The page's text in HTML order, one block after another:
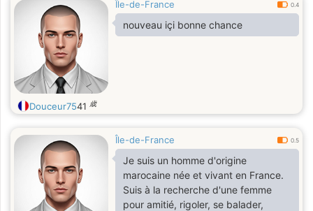
Île-de-France 0.4
nouveau içi bonne chance
Douceur7541 歳
Île-de-France 0.5
Je suis un homme d'origine
marocaine née et vivant en France.
Suis à la recherche d'une femme
pour amitié, rigoler, se balader,